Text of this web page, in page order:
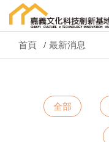
首頁 最新消息
全部